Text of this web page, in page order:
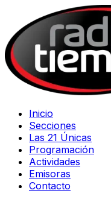
Inicio
Secciones
Las 21 Únicas
Programación
Actividades
Emisoras
Contacto